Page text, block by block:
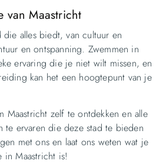
van Maastricht
die alles biedt, van cultuur en
en ontspanning. Zwemmen in
ervaring die je niet wilt missen, en
kan het een hoogtepunt van je
zelf te ontdekken en alle
te ervaren die deze stad te bieden
met ons en laat ons weten wat je
in Maastricht is!